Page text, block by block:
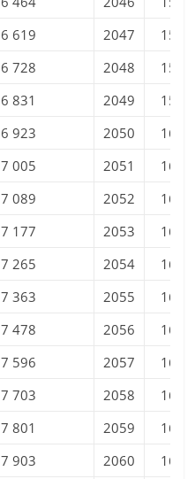
6 619 2047
15
6 728 2048
15
6 831 2049
15
6 923 2050
16
7 005 2051
16
7 089 2052
16
7 177 2053
16
7 265 2054
16
7 363 2055
16
7 478 2056
16
7 596 2057
16
7 703 2058
16
7 801 2059
16
7 903 2060
16